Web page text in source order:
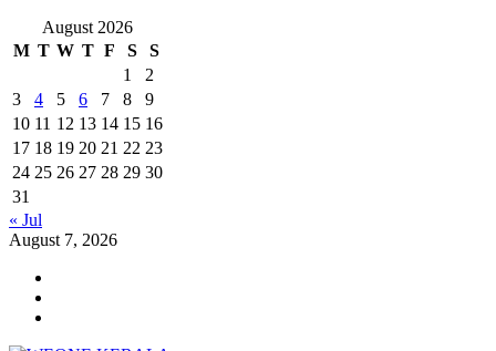
August 2026
M T W T F S
S
1
2
3
4 5 6 7 8
9
10 11 12 13 14 15 16
17 18 19 20 21 22 23
24 25 26 27 28 29 30
31
« Jul
August 7, 2026